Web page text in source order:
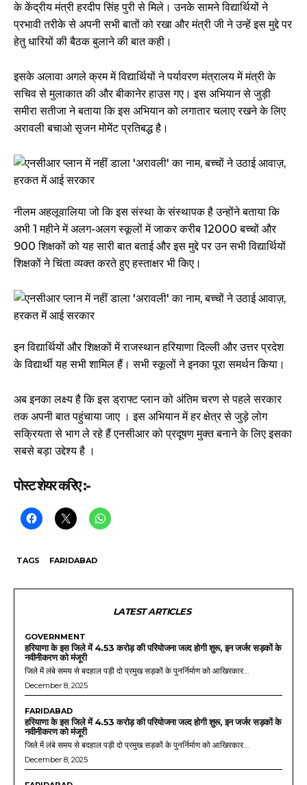
के केंद्रीय मंत्री हरदीप सिंह पुरी से मिले। उनके सामने विद्यार्थियों ने
प्रभावी तरीके से अपनी सभी बातों को रखा और मंत्री जी ने उन्हें इस मुद्दे पर
हेतु धारियों की बैठक बुलाने की बात कही।
इसके अलावा अगले क्रम में विद्यार्थियों ने पर्यावरण मंत्रालय में मंत्री के
सचिव से मुलाकात की और बीकानेर हाउस गए। इस अभियान से जुड़ी
समीरा सतीजा ने बताया कि इस अभियान को लगातार चलाए रखने के लिए
अरावली बचाओ सृजन मोमेंट प्रतिबद्ध है।
नीलम अहलूवालिया जो कि इस संस्था के संस्थापक है उन्होंने बताया कि
अभी 1 महीने में अलग-अलग स्कूलों में जाकर करीब 12000 बच्चों और
900 शिक्षकों को यह सारी बात बताई और इस मुद्दे पर उन सभी विद्यार्थियों
शिक्षकों ने चिंता व्यक्त करते हुए हस्ताक्षर भी किए।
इन विद्यार्थियों और शिक्षकों में राजस्थान हरियाणा दिल्ली और उत्तर प्रदेश
के विद्यार्थी यह सभी शामिल हैं। सभी स्कूलों ने इनका पूरा समर्थन किया।
अब इनका लक्ष्य है कि इस ड्राफ्ट प्लान को अंतिम चरण से पहले सरकार
तक अपनी बात पहुंचाया जाए । इस अभियान में हर क्षेत्र से जुड़े लोग
सक्रियता से भाग ले रहे हैं एनसीआर को प्रदूषण मुक्त बनाने के लिए इसका
सबसे बड़ा उद्देश्य है ।
पोस्ट शेयर करिए :-
TAGS FARIDABAD
LATEST ARTICLES
GOVERNMENT
हरियाणा के इस जिले में 4.53 करोड़ की परियोजना जल्द होगी शुरू, इन जर्जर सड़कों के
नवीनीकरण को मंजूरी
जिले में लंबे समय से बदहाल पड़ी दो प्रमुख सड़कों के पुनर्निर्माण को आखिरकार...
December 8, 2025
FARIDABAD
हरियाणा के इस जिले में 4.53 करोड़ की परियोजना जल्द होगी शुरू, इन जर्जर सड़कों के
नवीनीकरण को मंजूरी
जिले में लंबे समय से बदहाल पड़ी दो प्रमुख सड़कों के पुनर्निर्माण को आखिरकार...
December 8, 2025